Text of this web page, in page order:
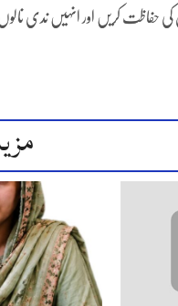
حفاظت کریں اور انہیں ندی